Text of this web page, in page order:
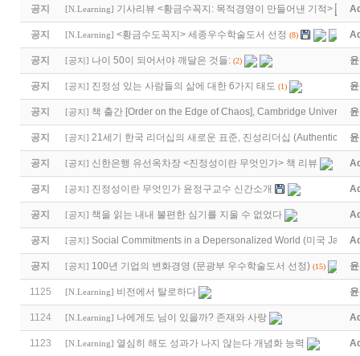
공지 [N.Learning] 기사리뷰 <황금수꼭지: 목적경영이 만들어낸 기적>
공지 [N.Learning] <황금수도꼭지> 세종우수학술도서 선정 (8)
공지 [공지 ] 나이 50이 되어서야 깨달은 것들: (2)
공지 [공지 ] 진정성 있는 사람들의 삶에 대한 6가지 태도 (1)
공지 [공지 ] 책 출간 [Order on the Edge of Chaos], Cambridge University
공지 [공지 ] 21세기 한국 리더십의 새로운 표준, 진성리더십 (Authentic
공지 [공지 ] 신한은행 유선옥차장 <진정성이란 무엇인가> 책 리뷰
공지 [공지 ] 진정성이란 무엇인가 윤정구교수 신간소개
공지 [공지 ] 책을 읽는 내내 불편한 심기를 지울 수 없었다
공지 [공지 ] Social Commitments in a Depersonalized World (미국 Jame
공지 [공지 ] 100년 기업의 변화경영 (문광부 우수학술도서 선정) (15)
1125 [N.Learning] 비전에서 탈로하다
1124 [N.Learning] 나에게도 님이 있을까? 존재와 사랑
1123 [N.Learning] 열심히 해도 성과가 나지 않는다 개념화 능력